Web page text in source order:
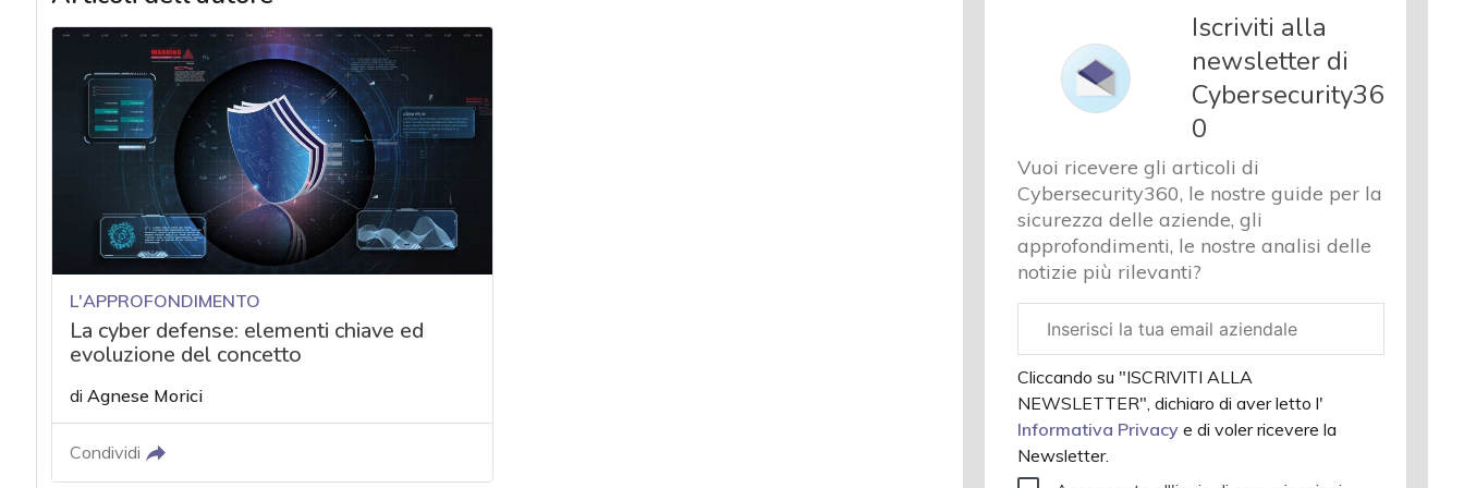
Cyber
sicurezza
e privacy
Corsi
Chi
siamo
L'APPROFONDIMENTO
La cyber defense: elementi chiave ed
evoluzione del concetto
di Agnese Morici
Condividi
Iscriviti alla
newsletter di
Cybersecurity36
0
Vuoi ricevere gli articoli di
Cybersecurity360, le nostre guide per la
sicurezza delle aziende, gli
approfondimenti, le nostre analisi delle
notizie più rilevanti?
aziendale
Cliccando su "ISCRIVITI ALLA
NEWSLETTER", dichiaro di aver letto l'
Informativa Privacye di voler ricevere la
Newsletter.